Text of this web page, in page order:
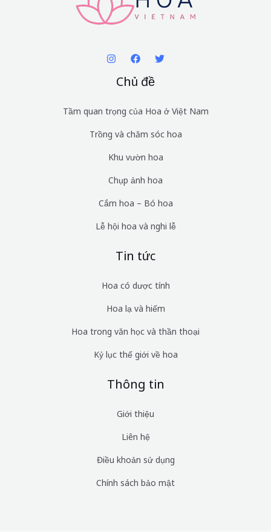
Chủ đề
Tầm quan trọng của Hoa ở Việt Nam
Trồng và chăm sóc hoa
Khu vườn hoa
Chụp ảnh hoa
Cắm hoa – Bó hoa
Lễ hội hoa và nghi lễ
Tin tức
Hoa có dược tính
Hoa lạ và hiếm
Hoa trong văn học và thần thoại
Kỷ lục thế giới về hoa
Thông tin
Giới thiệu
Liên hệ
Điều khoản sử dụng
Chính sách bảo mật